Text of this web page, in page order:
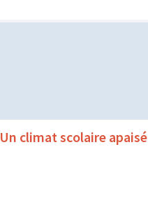
Un climat scolaire apaisé